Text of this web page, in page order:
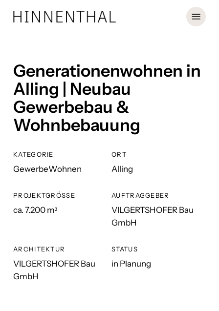
Menu
Generationenwohnen in
Alling | Neubau
Gewerbebau &
Wohnbebauung
KATEGORIE
GewerbeWohnen
ORT
Alling
PROJEKTGRÖSSE
ca. 7.200 m²
AUFTRAGGEBER
VILGERTSHOFER Bau
GmbH
ARCHITEKTUR
VILGERTSHOFER Bau
GmbH
STATUS
in Planung